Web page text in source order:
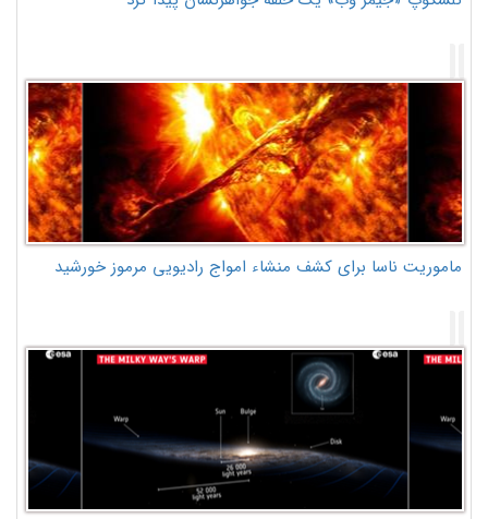
ماموریت ناسا برای کشف منشاء امواج رادیویی مرموز خورشید